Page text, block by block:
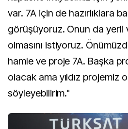
var. 7A için de hazırlıklara
görüşüyoruz. Onun da yerli
olmasını istiyoruz.
hamle ve proje 7A. Başka
olacak ama yıldız projemiz
söyleyebilirim."